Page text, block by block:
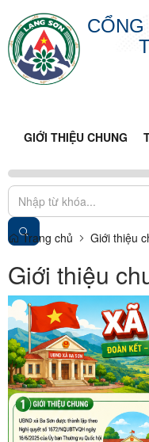
GIỚI THIỆU CHUNG
Trang chủ Giới thiệu
Giới thiệu